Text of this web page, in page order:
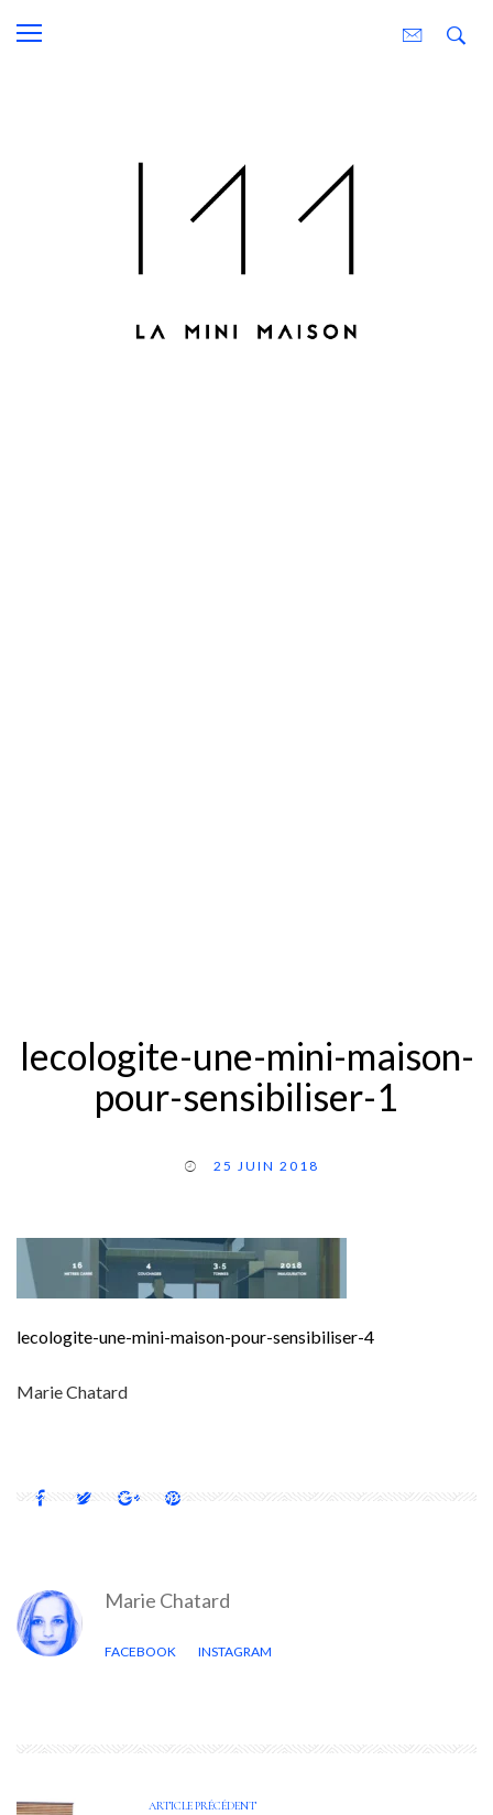
lecologite-une-mini-maison-
pour-sensibiliser-1
25 JUIN 2018
lecologite-une-mini-maison-pour-sensibiliser-4
Marie Chatard
Marie Chatard
FACEBOOK INSTAGRAM
ARTICLE PRÉCÉDENT